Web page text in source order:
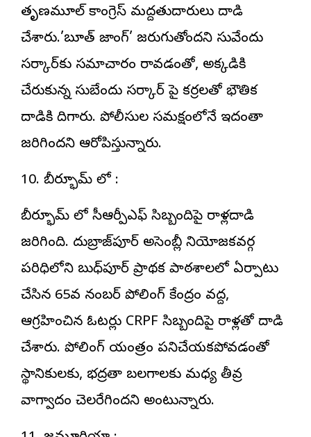
తృణమూల్ కాంగ్రెస్ మద్దతుదారులు దాడి
చేశారు.’బూత్ జామింగ్’ జరుగుతోందని సువేందు
సర్కార్‌కు సమాచారం రావడంతో, అక్కడికి
చేరుకున్న సుబేందు సర్కార్ పై కర్రలతో భౌతిక
దాడికి దిగారు. పోలీసుల సమక్షంలోనే ఇదంతా
జరిగిందని ఆరోపిస్తున్నారు.
10. బీర్భూమ్ లో :
బీర్భూమ్ లో సీఆర్పీఎఫ్ సిబ్బందిపై రాళ్లదాడి
జరిగింది. దుబ్రాజ్‌పూర్ అసెంబ్లీ నియోజకవర్గ
పరిధిలోని బుధ్‌పూర్ ప్రాథమిక పాఠశాలలో ఏర్పాటు
చేసిన 65వ నంబర్ పోలింగ్ కేంద్రం వద్ద,
ఆగ్రహించిన ఓటర్లు CRPF సిబ్బందిపై రాళ్లతో దాడి
చేశారు. పోలింగ్ యంత్రం పనిచేయకపోవడంతో
స్థానికులకు, భద్రతా బలగాలకు మధ్య తీవ్ర
వాగ్వాదం చెలరేగిందని అంటున్నారు.